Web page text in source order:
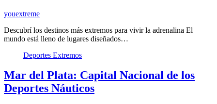
youextreme
Descubrí los destinos más extremos para vivir la adrenalina El
mundo está lleno de lugares diseñados…
Deportes Extremos
Mar del Plata: Capital Nacional de los
Deportes Náuticos